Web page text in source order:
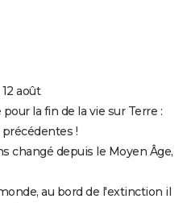
août
la fin de la vie sur Terre :
!
changé depuis le Moyen Âge,
au bord de l'extinction il